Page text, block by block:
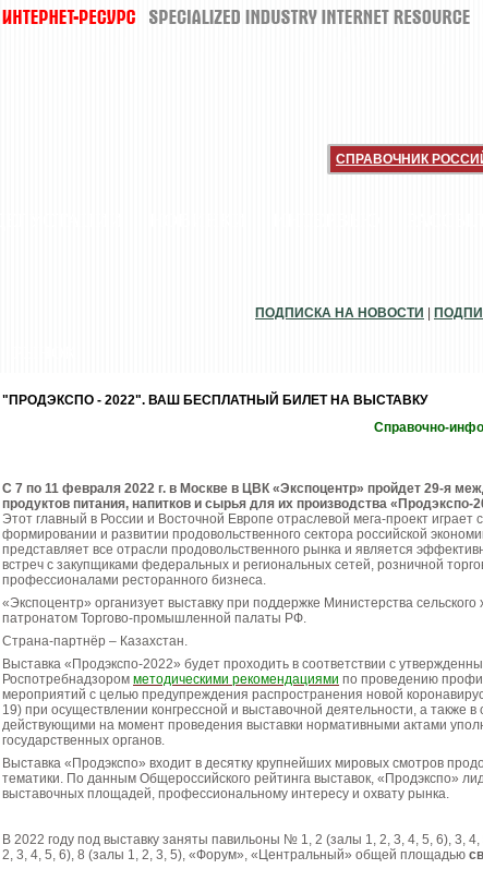
СПРАВОЧНИК
ПОДПИСКА НА НОВОСТИ
"ПРОДЭКСПО - 2022". ВАШ БЕСПЛАТНЫЙ БИЛЕТ НА ВЫСТАВКУ
Справочно-
С 7 по 11 февраля 2022 г. в Москве в ЦВК «Экспоцентр» пройдет 29-я
продуктов питания, напитков и сырья для их производства «Продэкспо-
Этот главный в России и Восточной Европе отраслевой мега-проект играет
формировании и развитии продовольственного сектора российской
представляет все отрасли продовольственного рынка и является
встреч с закупщиками федеральных и региональных сетей, розничной
профессионалами ресторанного бизнеса.
«Экспоцентр» организует выставку при поддержке Министерства
патронатом Торгово-промышленной палаты РФ.
Страна-партнёр – Казахстан.
Выставка «Продэкспо-2022» будет проходить в соответствии с
Роспотребнадзором методическими рекомендациями по проведению
мероприятий с целью предупреждения распространения новой
19) при осуществлении конгрессной и выставочной деятельности, а также в
действующими на момент проведения выставки нормативными актами
государственных органов.
Выставка «Продэкспо» входит в десятку крупнейших мировых смотров
тематики. По данным Общероссийского рейтинга выставок, «Продэкспо»
выставочных площадей, профессиональному интересу и охвату рынка.
В 2022 году под выставку заняты павильоны № 1, 2 (залы 1, 2, 3, 4, 5, 6), 3,
2, 3, 4, 5, 6), 8 (залы 1, 2, 3, 5), «Форум», «Центральный» общей площадью